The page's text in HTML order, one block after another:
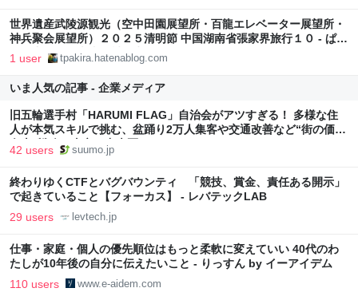
世界遺産武陵源観光（空中田園展望所・百龍エレベーター展望所・
神兵聚会展望所）２０２５清明節 中国湖南省張家界旅行１０ - ぱき
らの中国（河南省開封）生活
1 user tpakira.hatenablog.com
いま人気の記事 - 企業メディア
旧五輪選手村「HARUMI FLAG」自治会がアツすぎる！ 多様な住
人が本気スキルで挑む、盆踊り2万人集客や交通改善など“街の価値
向上”戦略 東京・中央区
42 users suumo.jp
終わりゆくCTFとバグバウンティ 「競技、賞金、責任ある開示」
で起きていること【フォーカス】 - レバテックLAB
29 users levtech.jp
仕事・家庭・個人の優先順位はもっと柔軟に変えていい 40代のわ
たしが10年後の自分に伝えたいこと - りっすん by イーアイデム
110 users www.e-aidem.com